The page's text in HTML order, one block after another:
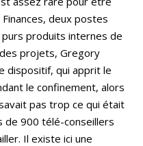
deux postes
produits internes de
projets, Gregory
dispositif, qui apprit le
le confinement, alors
pas trop ce qui était
de 900 télé-conseillers
Il existe ici une